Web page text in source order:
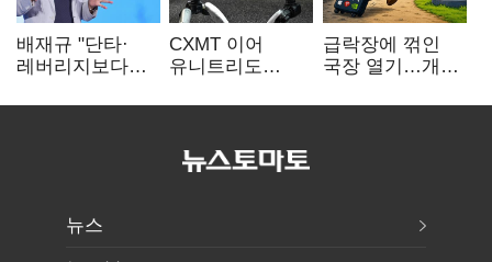
배재규 "단타·
레버리지보다
장기투자…
CXMT 이어
유니트리도
영향 '촉각'
급락장에 꺾인
국장 열기…개인
해외로
뉴스